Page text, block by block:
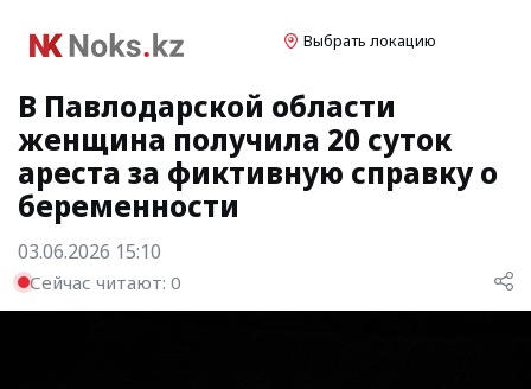
Выбрать локацию
В Павлодарской области
женщина получила 20 суток
ареста за фиктивную справку о
беременности
03.06.2026 15:10
Сейчас читают: 0